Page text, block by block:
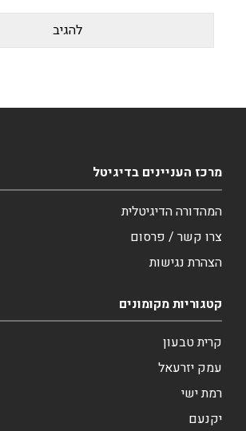
מרכז העניינים בדיגיטל
המהדורה הדיגיטלית
צרו קשר / פרסום
הצהרת נגישות
קטגוריות מקומונים
קרית טבעון
עמק יזרעאל
רמת ישי
יקנעם